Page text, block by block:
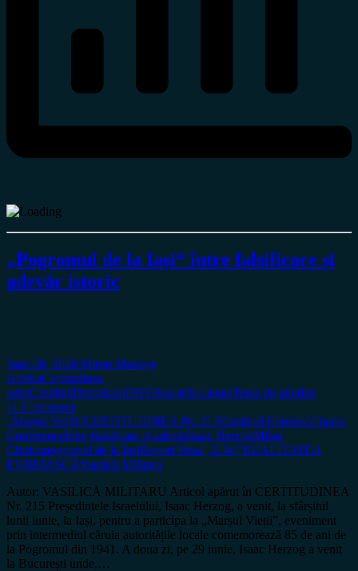
„Pogromul de la Iași“ între falsificare și
adevăr istoric
June 28, 2026 Miron Manega
ArhivaCertitudinea
printCredințăDezvăluiriINFOIstorieSocietateTema de gândire
11 Comments
„Marșul Vieții”CERTITUDINEA Nr. 215Cimitirul EvreiescClaims
Conferenceîntre falsificare și adevărIsaac HerzogMihai
Chiricapogromul de la IașiRaport Final „E.W.“REALITATEA
EVREIASCĂVasilică Militaru
Autor: VASILICĂ MILITARU Articol apărut în CERTITUDINEA
Nr. 215 Președintele Israelului, Isaac Herzog, a venit, la sfârșitul
lunii iunie, la Iași, pentru a participa la „Marșul Vieții”, eveniment
prin intermediul căruia autoritățile locale comemorează 85 de ani de
la Pogromul din 1941. A doua zi, pe 29 iunie, Isaac Herzog a venit
la București unde,…